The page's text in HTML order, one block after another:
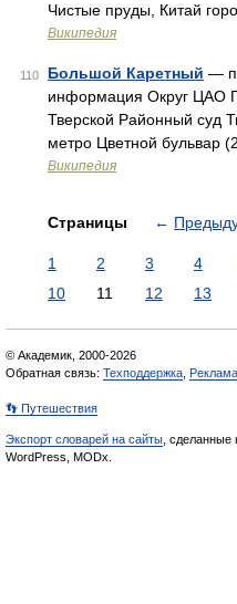
Чистые пруды, Китай
Википедия
110 Большой Каретный —
информация Округ ЦАО
Тверской Районный суд
метро Цветной бульвар
Википедия
Страницы ←
1 2 3 4
10
11 12 13
© Академик, 2000-2026
Обратная связь: Техподдержка
👣 Путешествия
Экспорт словарей на сайты , сделанные
WordPress, MODx.